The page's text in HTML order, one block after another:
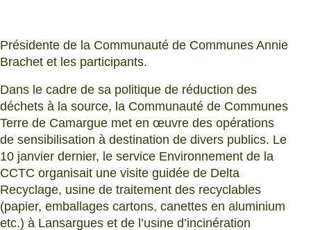
Présidente de la Communauté de Communes Annie
Brachet et les participants.
Dans le cadre de sa politique de réduction des
déchets à la source, la Communauté de Communes
Terre de Camargue met en œuvre des opérations
de sensibilisation à destination de divers publics. Le
10 janvier dernier, le service Environnement de la
CCTC organisait une visite guidée de Delta
Recyclage, usine de traitement des recyclables
(papier, emballages cartons, canettes en aluminium
etc.) à Lansargues et de l’usine d’incinération